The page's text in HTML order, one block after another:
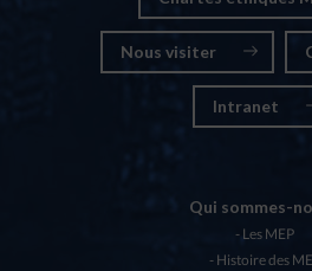
Nous visiter
Intranet
Qui sommes-
Les MEP
Histoire des